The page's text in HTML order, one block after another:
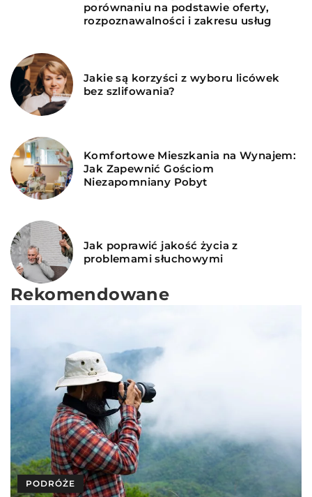
porównaniu na podstawie oferty,
rozpoznawalności i zakresu usług
Jakie są korzyści z wyboru licówek
bez szlifowania?
Komfortowe Mieszkania na Wynajem:
Jak Zapewnić Gościom
Niezapomniany Pobyt
Jak poprawić jakość życia z
problemami słuchowymi
Rekomendowane
INNE
PODRÓŻE
INNE
Redaktor Blue Whale Press|2 lipca 2024